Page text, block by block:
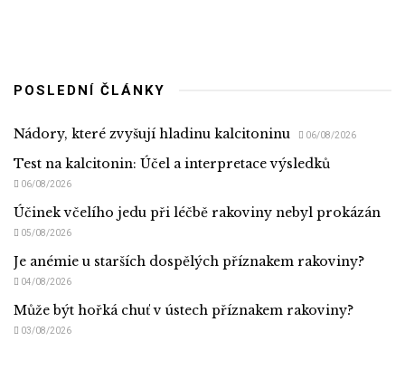
POSLEDNÍ ČLÁNKY
Nádory, které zvyšují hladinu kalcitoninu 06/08/2026
Test na kalcitonin: Účel a interpretace výsledků
06/08/2026
Účinek včelího jedu při léčbě rakoviny nebyl prokázán
05/08/2026
Je anémie u starších dospělých příznakem rakoviny?
04/08/2026
Může být hořká chuť v ústech příznakem rakoviny?
03/08/2026